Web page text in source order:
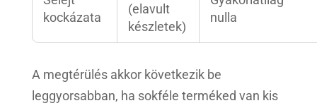
kockázata
(elavult
készletek)
nulla
A megtérülés akkor következik be
leggyorsabban, ha sokféle terméked van kis